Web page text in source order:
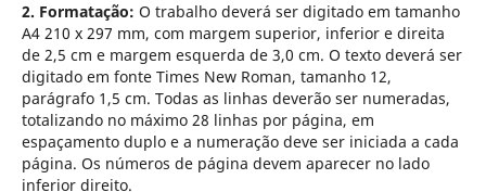
2. Formatação: O trabalho deverá ser digitado em tamanho
A4 210 x 297 mm, com margem superior, inferior e direita
de 2,5 cm e margem esquerda de 3,0 cm. O texto deverá ser
digitado em fonte Times New Roman, tamanho 12,
parágrafo 1,5 cm. Todas as linhas deverão ser numeradas,
totalizando no máximo 28 linhas por página, em
espaçamento duplo e a numeração deve ser iniciada a cada
página. Os números de página devem aparecer no lado
inferior direito.